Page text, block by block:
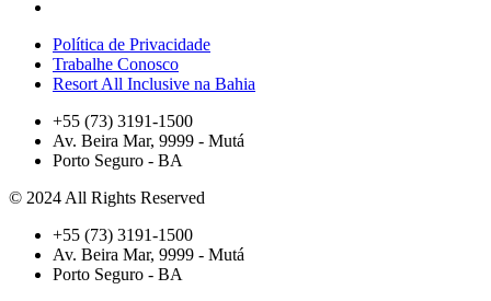
Política de Privacidade
Trabalhe Conosco
Resort All Inclusive na Bahia
+55 (73) 3191-1500
Av. Beira Mar, 9999 - Mutá
Porto Seguro - BA
© 2024 All Rights Reserved
+55 (73) 3191-1500
Av. Beira Mar, 9999 - Mutá
Porto Seguro - BA